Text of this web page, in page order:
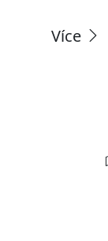
Více